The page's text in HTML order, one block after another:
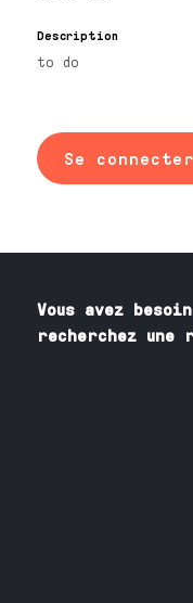
Description
to do
Se connecter
Vous avez besoin
recherchez une